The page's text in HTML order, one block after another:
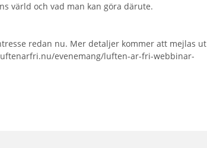
värld och vad man kan göra därute.
redan nu. Mer detaljer kommer att mejlas ut
evenemang/luften-ar-fri-webbinar-